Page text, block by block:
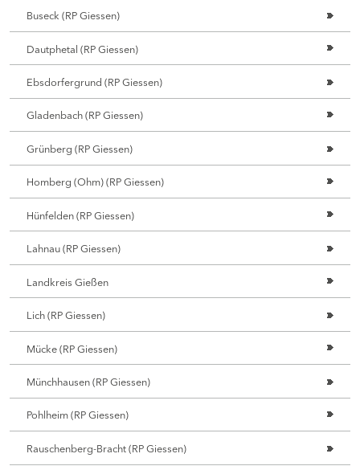
Buseck (RP Giessen)
Dautphetal (RP Giessen)
Ebsdorfergrund (RP Giessen)
Gladenbach (RP Giessen)
Grünberg (RP Giessen)
Homberg (Ohm) (RP Giessen)
Hünfelden (RP Giessen)
Lahnau (RP Giessen)
Landkreis Gießen
Lich (RP Giessen)
Mücke (RP Giessen)
Münchhausen (RP Giessen)
Pohlheim (RP Giessen)
Rauschenberg-Bracht (RP Giessen)